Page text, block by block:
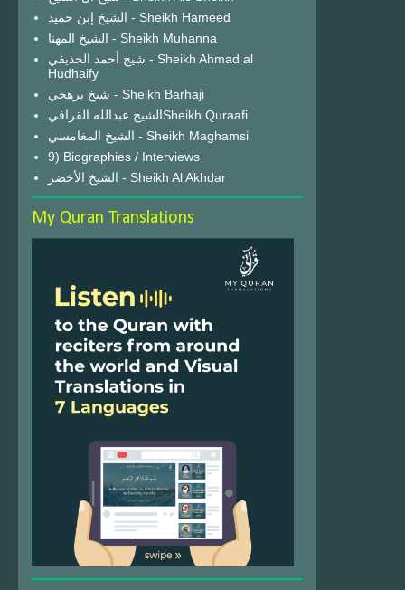
الشيخ إبن حميد - Sheikh Hameed
الشيخ المهنا - Sheikh Muhanna
شيخ أحمد الحذيفي - Sheikh Ahmad al
Hudhaify
شيخ برهجي - Sheikh Barhaji
الشيخ عبدالله القرافيSheikh Quraafi
الشيخ المغامسي - Sheikh Maghamsi
9) Biographies / Interviews
الشيخ الأخضر - Sheikh Al Akhdar
My Quran Translations